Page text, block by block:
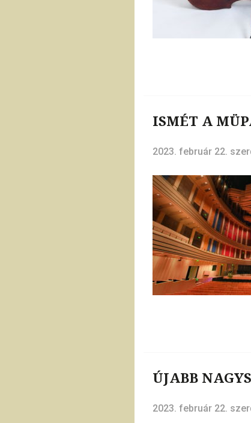
ISMÉT A
2023. február 22.
ÚJABB
2023. február 22.